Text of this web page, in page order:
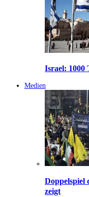
Israel: 1000
Medien
Doppelspiel
zeigt